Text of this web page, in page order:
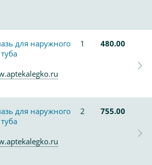
для наружного
1 480.00
для наружного
2 755.00